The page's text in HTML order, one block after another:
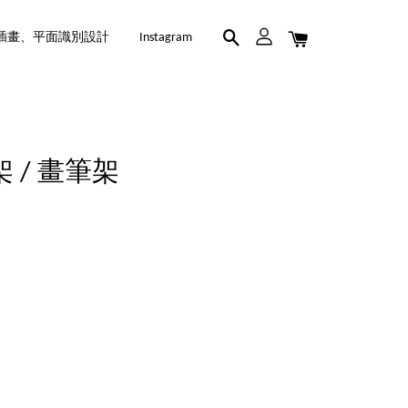
畫、平面識別設計 Instagram
/ 畫筆架